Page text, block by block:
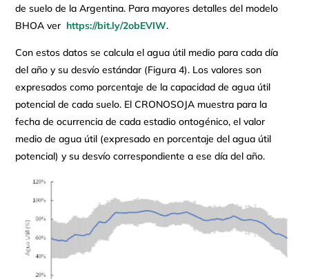
de suelo de la Argentina. Para mayores detalles del modelo
BHOA ver https://bit.ly/2obEVIW.
Con estos datos se calcula el agua útil medio para cada día
del año y su desvío estándar (Figura 4). Los valores son
expresados como porcentaje de la capacidad de agua útil
potencial de cada suelo. El CRONOSOJA muestra para la
fecha de ocurrencia de cada estadio ontogénico, el valor
medio de agua útil (expresado en porcentaje del agua útil
potencial) y su desvío correspondiente a ese día del año.